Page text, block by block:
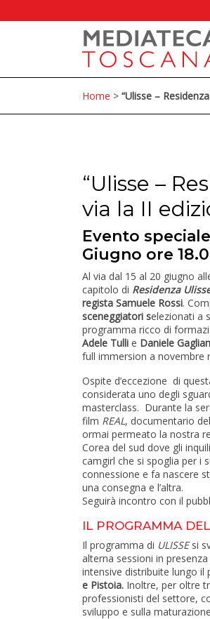
Home > “Ulisse –
“Ulisse –
via la II
Evento
Giugno ore
Al via dal 15 al 20 giugno
capitolo di Residenza
regista Samuele Rossi.
sceneggiatori selezionati a
programma ricco di
Adele Tulli e Daniele
full immersion a novembre
Ospite d’eccezione di
considerata uno degli
masterclass. Durante la
film REAL, documentario
ormai permeato la nostra
Corea del sud dove gli
camgirl che si spoglia per i
connessione e fa nascere
una consegna e l’altra.
Seguirà incontro con il
IL PROGRAMMA
Il programma di ULISSEsi
alterna sessioni in
intensive distribuite lungo il
e Pistoia. Inoltre, per oltre
professionisti del settore,
sviluppo e sulla